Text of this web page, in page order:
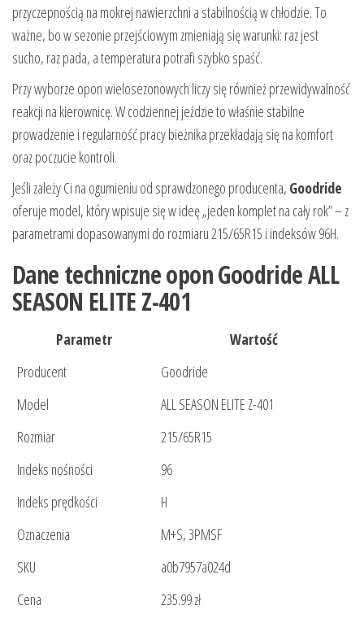
przyczepnością na mokrej nawierzchni a stabilnością w chłodzie. To
ważne, bo w sezonie przejściowym zmieniają się warunki: raz jest
sucho, raz pada, a temperatura potrafi szybko spaść.
Przy wyborze opon wielosezonowych liczy się również przewidywalność
reakcji na kierownicę. W codziennej jeździe to właśnie stabilne
prowadzenie i regularność pracy bieżnika przekładają się na komfort
oraz poczucie kontroli.
Jeśli zależy Ci na ogumieniu od sprawdzonego producenta, Goodride
oferuje model, który wpisuje się w ideę „jeden komplet na cały rok” – z
parametrami dopasowanymi do rozmiaru 215/65R15 i indeksów 96H.
Dane techniczne opon Goodride ALL
SEASON ELITE Z-401
Parametr
Wartość
Producent
Goodride
Model
ALL SEASON ELITE Z-401
Rozmiar
215/65R15
Indeks nośności
96
Indeks prędkości
H
Oznaczenia
M+S, 3PMSF
SKU
a0b7957a024d
Cena
235.99 zł